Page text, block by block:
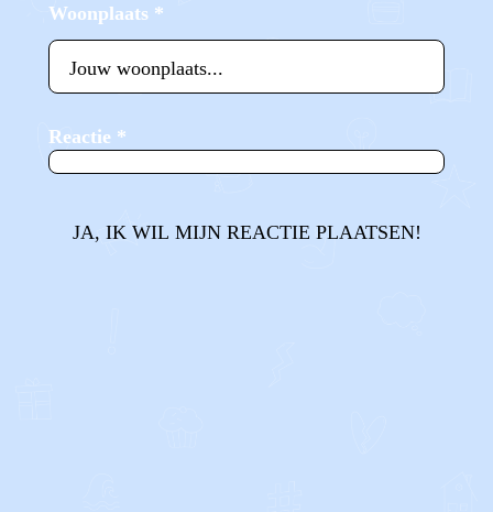
Woonplaats *
Reactie *
JA, IK WIL MIJN REACTIE PLAATSEN!